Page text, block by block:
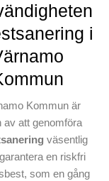
i
Kommun är
av att genomföra
väsentlig
en riskfri
som en gång